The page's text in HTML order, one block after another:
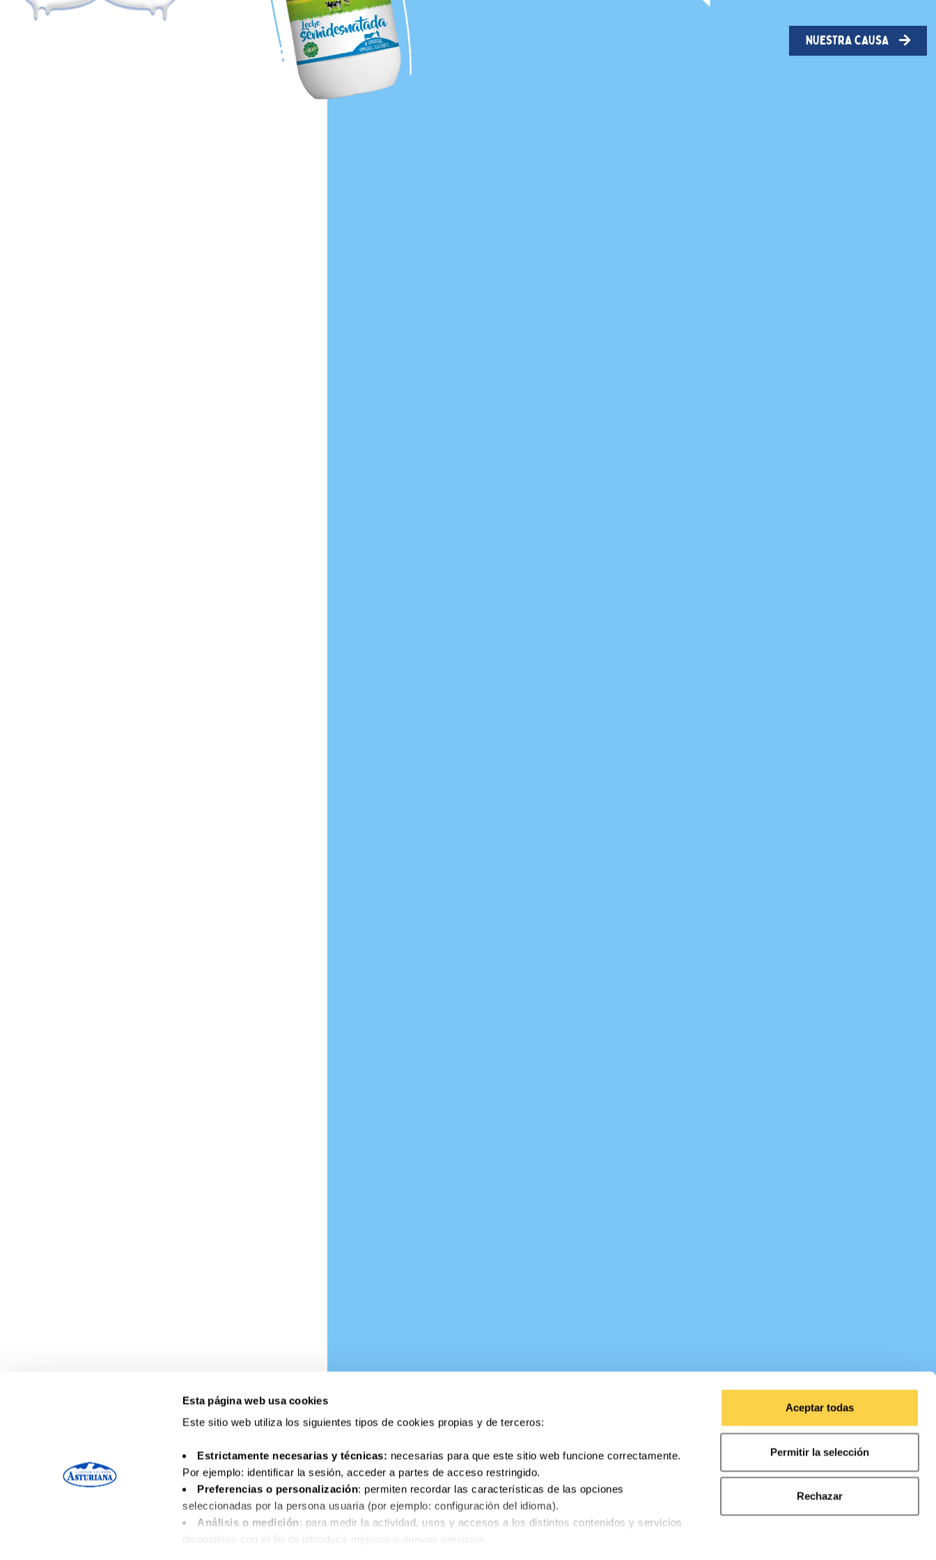
Esta página web usa cookies
Este sitio web utiliza los siguientes tipos de cookies propias y de terceros:
Estrictamente necesarias y técnicas: necesarias para que este sitio web funcione correctamente.
Por ejemplo: identificar la sesión, acceder a partes de acceso restringido.
Preferencias o personalización: permiten recordar las características de las opciones
seleccionadas por la persona usuaria (por ejemplo: configuración del idioma).
Análisis o medición: para medir la actividad, usos y accesos a los distintos contenidos y servicios
disponibles con el fin de introducir mejoras o nuevos servicios.
Aceptar todas
Permitir la selección
Rechazar
NUESTRA CAUSA